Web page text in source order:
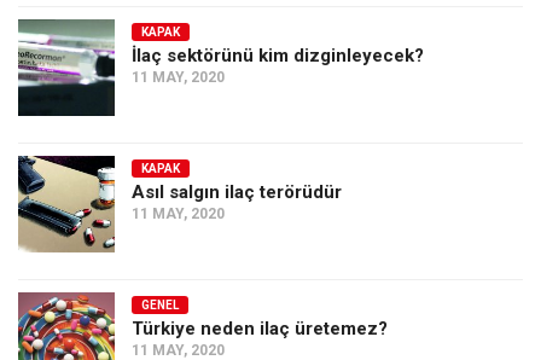
KAPAK
İlaç sektörünü kim dizginleyecek?
11 MAY, 2020
KAPAK
Asıl salgın ilaç terörüdür
11 MAY, 2020
GENEL
Türkiye neden ilaç üretemez?
11 MAY, 2020